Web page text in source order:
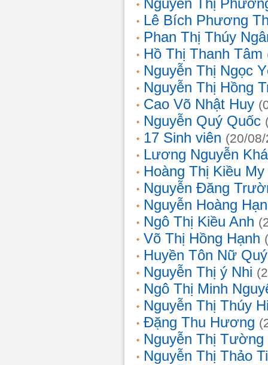
Nguyễn Thị
Lê Bích Phương
Phan Thị Thúy
Hồ Thị Thanh Tâm
Nguyễn Thị Ngọc
Nguyễn Thị Hồng
Cao Võ Nhật Huy
Nguyễn Quý Quốc
17 Sinh viên (20/
Lương Nguyễn
Hoàng Thị Kiều My
Nguyễn Đăng
Nguyễn Hoàng
Ngô Thị Kiều Anh
Võ Thị Hồng Hạnh
Huyền Tôn Nữ
Nguyễn Thị ý Nhi
Ngô Thị Minh
Nguyễn Thị Thúy
Đặng Thu Hương
Nguyễn Thị Tường
Nguyễn Thị Thảo